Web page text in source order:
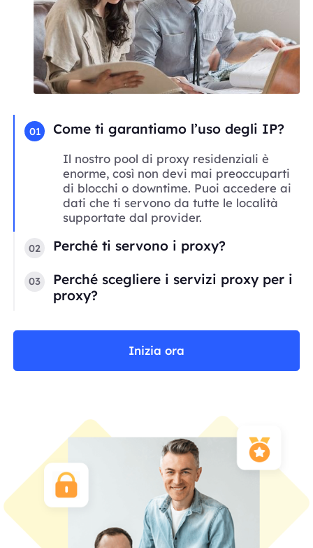
01 Come ti garantiamo l’uso degli IP?
Il nostro pool di proxy residenziali è
enorme, così non devi mai preoccuparti
di blocchi o downtime. Puoi accedere ai
dati che ti servono da tutte le località
supportate dal provider.
02 Perché ti servono i proxy?
03
Perché scegliere i servizi proxy per i
proxy?
Inizia ora